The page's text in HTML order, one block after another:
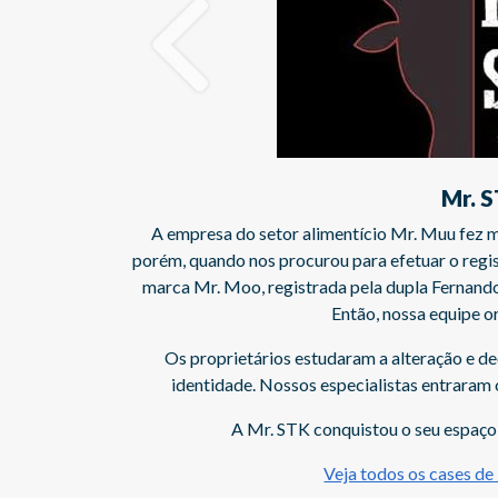
alimentício Mr. Muu fez muito sucesso no início das suas
para efetuar o registro da marca, identificamos o
pela dupla Fernando e Sorocaba em São José dos Campos
Então, nossa equipe orientou a mudança.
a alteração e decidiram tornar a marca Mr.STK sua
especialistas entraram com o processo e obtivemos o
conquistou o seu espaço e a cada dia conquista mais fãs.
Veja todos os cases de Registro de marca!